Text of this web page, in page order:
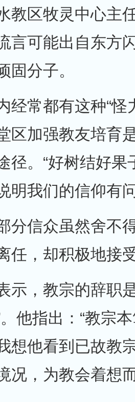
教区牧灵中心主
言可能出自东方
固分子。
经常都有这种“怪
区加强教友培育
径。“好树结好果
明我们的信仰有
分信众虽然舍不
任，却积极地接
示，教宗的辞职
他指出：“教宗
想他看到已故教
况，为教会着想